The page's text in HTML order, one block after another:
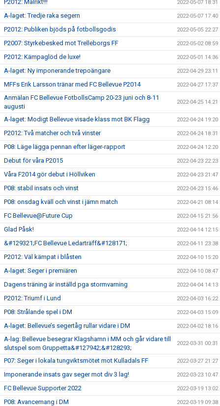
P2012: Målrikt!!! 2022-05-07 18:31
A-laget: Tredje raka segern 2022-05-07 17:40
P2012: Publiken bjöds på fotbollsgodis 2022-05-05 22:27
P2007: Styrkebesked mot Trelleborgs FF 2022-05-02 08:59
P2012: Kämpaglöd de luxe! 2022-05-01 14:36
A-laget: Ny imponerande trepoängare 2022-04-29 23:11
MFFs Erik Larsson tränar med FC Bellevue P2014 2022-04-27 17:37
Anmälan FC Bellevue FotbollsCamp 20-23 juni och 8-11
augusti
2022-04-25 14:21
A-laget: Modigt Bellevue visade klass mot BK Flagg 2022-04-24 19:20
P2012: Två matcher och två vinster 2022-04-24 18:31
P08: Läge lägga pennan efter läger-rapport 2022-04-24 12:20
Debut för våra P2015 2022-04-23 22:23
Våra F2014 gör debut i Höllviken 2022-04-23 21:47
P08: stabil insats och vinst 2022-04-23 15:46
P08: onsdag kväll och vinst i jämn match 2022-04-21 08:14
FC Bellevue@Future Cup 2022-04-15 21:56
Glad Påsk! 2022-04-14 12:15
&#129321;FC Bellevue Ledarträff&#128171; 2022-04-11 23:38
P2012: Väl kämpat i blåsten 2022-04-10 15:20
A-laget: Seger i premiären 2022-04-10 08:47
Dagens träning är inställd pga stormvarning 2022-04-04 14:13
P2012: Triumf i Lund 2022-04-03 16:22
P08: Strålande spel i DM 2022-04-03 15:09
A-laget: Bellevue’s segertåg rullar vidare i DM 2022-04-02 18:16
A-lag: Bellevue besegrar Klagshamn i MM och går vidare till
slutspel som Gruppetta&#127942;&#128293;
2022-03-31 00:31
P07: Seger i lokala tungviktsmötet mot Kulladals FF 2022-03-27 21:27
Imponerande insats gav seger mot div 3 lag! 2022-03-23 10:47
FC Bellevue Supporter 2022 2022-03-19 13:02
P08: Avancemang i DM 2022-03-19 09:38